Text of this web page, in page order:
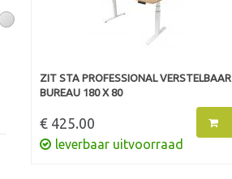
ZIT STA PROFESSIONAL VERSTELBAAR
BUREAU 180 X 80
€ 425.00
leverbaar uitvoorraad